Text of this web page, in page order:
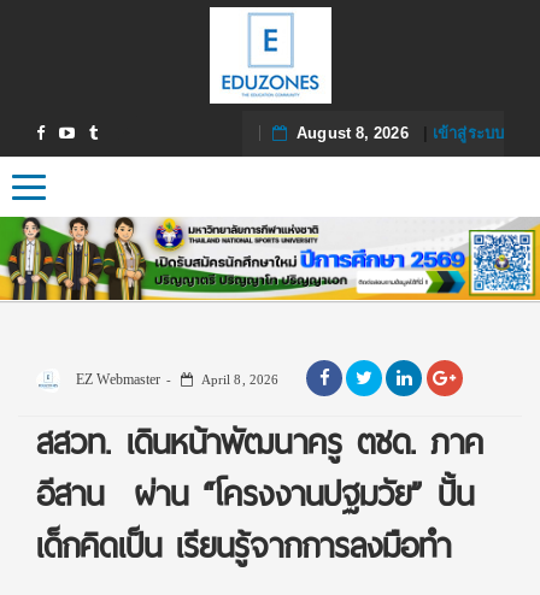
August 8, 2026| เข้าสู่ระบบ
Toggle navigation
EZ Webmaster April 8, 2026
สสวท. เดินหน้าพัฒนาครู ตชด. ภาค
อีสาน ผ่าน “โครงงานปฐมวัย” ปั้น
เด็กคิดเป็น เรียนรู้จากการลงมือทำ